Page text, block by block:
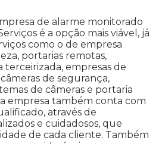
de alarme monitorado
é a opção mais viável, já
como o de empresa
portarias remotas,
terceirizada, empresas de
de segurança,
de câmeras e portaria
empresa também conta com
através de
e cuidadosos, que
de cada cliente. Também